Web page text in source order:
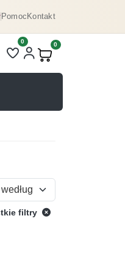
PomocKontakt
Liczba pozycji na liście
0
Produkty w koszyku:
0
filtry